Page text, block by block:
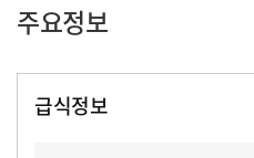
주요정보
급식정보